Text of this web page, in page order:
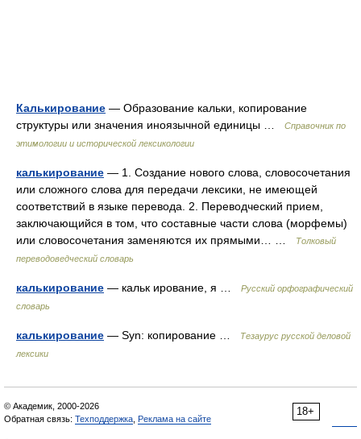
Калькирование — Образование кальки, копирование
структуры или значения иноязычной единицы …
Справочник по
этимологии и исторической лексикологии
калькирование — 1. Создание нового слова, словосочетания
или сложного слова для передачи лексики, не имеющей
соответствий в языке перевода. 2. Переводческий прием,
заключающийся в том, что составные части слова (морфемы)
или словосочетания заменяются их прямыми… …
Толковый
переводоведческий словарь
калькирование — кальк ирование, я …
Русский орфографический
словарь
калькирование — Syn: копирование …
Тезаурус русской деловой
лексики
18+
© Академик, 2000-2026
Обратная связь: Техподдержка Реклама на сайте